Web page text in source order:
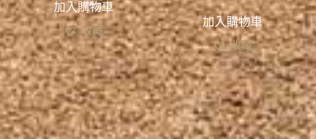
加入購物車
收藏
加入購物車
收藏